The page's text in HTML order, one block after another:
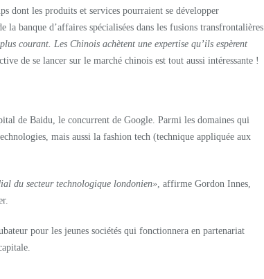
dont les produits et services pourraient se développer
banque d’affaires spécialisées dans les fusions transfrontalières
courant. Les Chinois achètent une expertise qu’ils espèrent
de se lancer sur le marché chinois est tout aussi intéressante !
de Baidu, le concurrent de Google. Parmi les domaines qui
mais aussi la fashion tech (technique appliquée aux
du secteur technologique londonien», affirme Gordon Innes,
pour les jeunes sociétés qui fonctionnera en partenariat